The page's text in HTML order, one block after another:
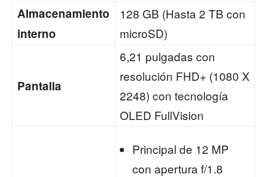
Almacenamiento
interno
128 GB (Hasta 2 TB con
microSD)
Pantalla
6,21 pulgadas con
resolución FHD+ (1080 X
2248) con tecnología
OLED FullVision
Principal de 12 MP
con apertura f/1.8